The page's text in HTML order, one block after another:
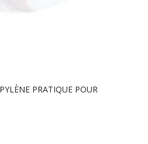
PRATIQUE POUR